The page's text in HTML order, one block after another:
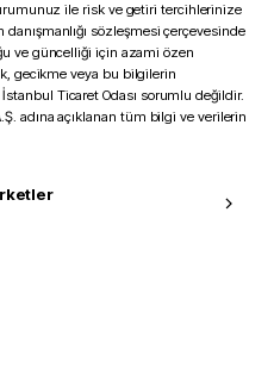
ile risk ve getiri tercihlerinize
sözleşmesi çerçevesinde
ve güncelliği için azami özen
gecikme veya bu bilgilerin
Ticaret Odası sorumlu değildir.
adına açıklanan tüm bilgi ve verilerin